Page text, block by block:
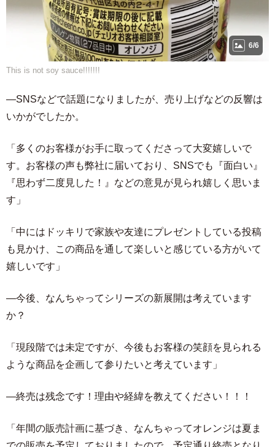
6/6
This is not soy sauce!!!!!!!
―SNSなどで話題になりましたが、売り上げなどの反響は
いかがでしたか。
「多くのお客様がお手に取ってくださって大変嬉しいで
す。お客様の声も弊社に届いており、SNSでも『面白い』
『思わず二度見した！』などの意見が見られ嬉しく思いま
す」
「中にはドッキリで家族や友達にプレゼントしている投稿
も見かけ、この商品を通して楽しいと感じている方がいて
嬉しいです」
―今後、なんちゃってシリーズの新展開は考えています
か？
「現段階では未定ですが、今後もお客様の笑顔を見られる
ような商品を企画して参りたいと考えています」
―終売は残念です！理由や経緯を教えてください！！！
「年間の販売計画に基づき、なんちゃってオレンジは夏ま